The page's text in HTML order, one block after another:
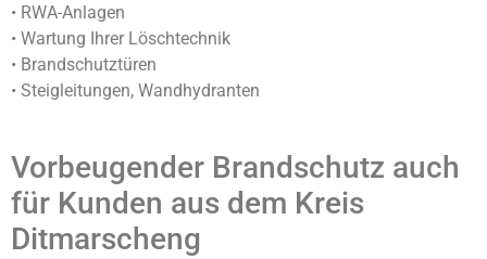
• RWA-Anlagen
• Wartung Ihrer Löschtechnik
• Brandschutztüren
• Steigleitungen, Wandhydranten
Vorbeugender Brandschutz auch
für Kunden aus dem Kreis
Ditmarscheng